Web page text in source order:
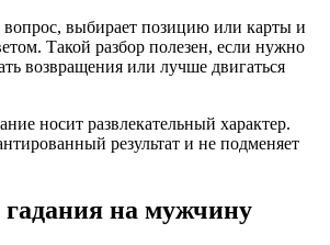
вопрос, выбирает позицию или карты и
Такой разбор полезен, если нужно
возвращения или лучше двигаться
носит развлекательный характер.
результат и не подменяет
на мужчину